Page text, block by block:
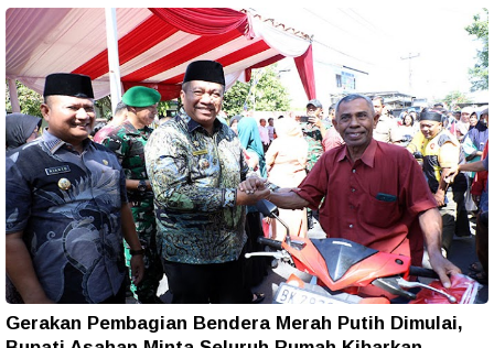
Gerakan Pembagian Bendera Merah Putih Dimulai,